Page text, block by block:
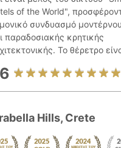
of the World",
συνδυασμό
παραδοσιακής κρητικής
Το θέρετρο
Hills, Crete